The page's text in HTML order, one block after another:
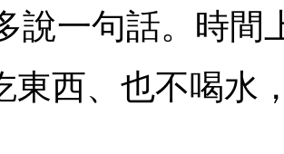
說一句話。時間
東西、也不喝水